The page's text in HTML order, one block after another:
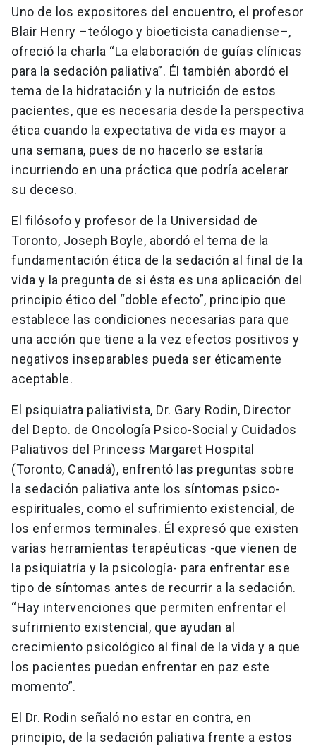
Uno de los expositores del encuentro, el profesor
Blair Henry –teólogo y bioeticista canadiense–,
ofreció la charla “La elaboración de guías clínicas
para la sedación paliativa”. Él también abordó el
tema de la hidratación y la nutrición de estos
pacientes, que es necesaria desde la perspectiva
ética cuando la expectativa de vida es mayor a
una semana, pues de no hacerlo se estaría
incurriendo en una práctica que podría acelerar
su deceso.
El filósofo y profesor de la Universidad de
Toronto, Joseph Boyle, abordó el tema de la
fundamentación ética de la sedación al final de la
vida y la pregunta de si ésta es una aplicación del
principio ético del “doble efecto”, principio que
establece las condiciones necesarias para que
una acción que tiene a la vez efectos positivos y
negativos inseparables pueda ser éticamente
aceptable.
El psiquiatra paliativista, Dr. Gary Rodin, Director
del Depto. de Oncología Psico-Social y Cuidados
Paliativos del Princess Margaret Hospital
(Toronto, Canadá), enfrentó las preguntas sobre
la sedación paliativa ante los síntomas psico-
espirituales, como el sufrimiento existencial, de
los enfermos terminales. Él expresó que existen
varias herramientas terapéuticas -que vienen de
la psiquiatría y la psicología- para enfrentar ese
tipo de síntomas antes de recurrir a la sedación.
“Hay intervenciones que permiten enfrentar el
sufrimiento existencial, que ayudan al
crecimiento psicológico al final de la vida y a que
los pacientes puedan enfrentar en paz este
momento”.
El Dr. Rodin señaló no estar en contra, en
principio, de la sedación paliativa frente a estos